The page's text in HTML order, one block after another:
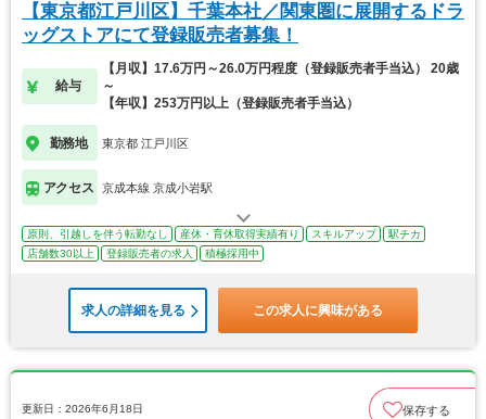
【東京都江戸川区】千葉本社／関東圏に展開するドラ
ッグストアにて登録販売者募集！
給与
【月収】17.6万円～26.0万円程度（登録販売者手当込） 20歳
～
【年収】253万円以上（登録販売者手当込）
勤務地 東京都 江戸川区
アクセス 京成本線 京成小岩駅
原則、引越しを伴う転勤なし 産休・育休取得実績有り スキルアップ
駅チカ
店舗数30以上
登録販売者の求人 積極採用中
求人の詳細を見る この求人に興味がある
更新日：2026年6月18日 保存する